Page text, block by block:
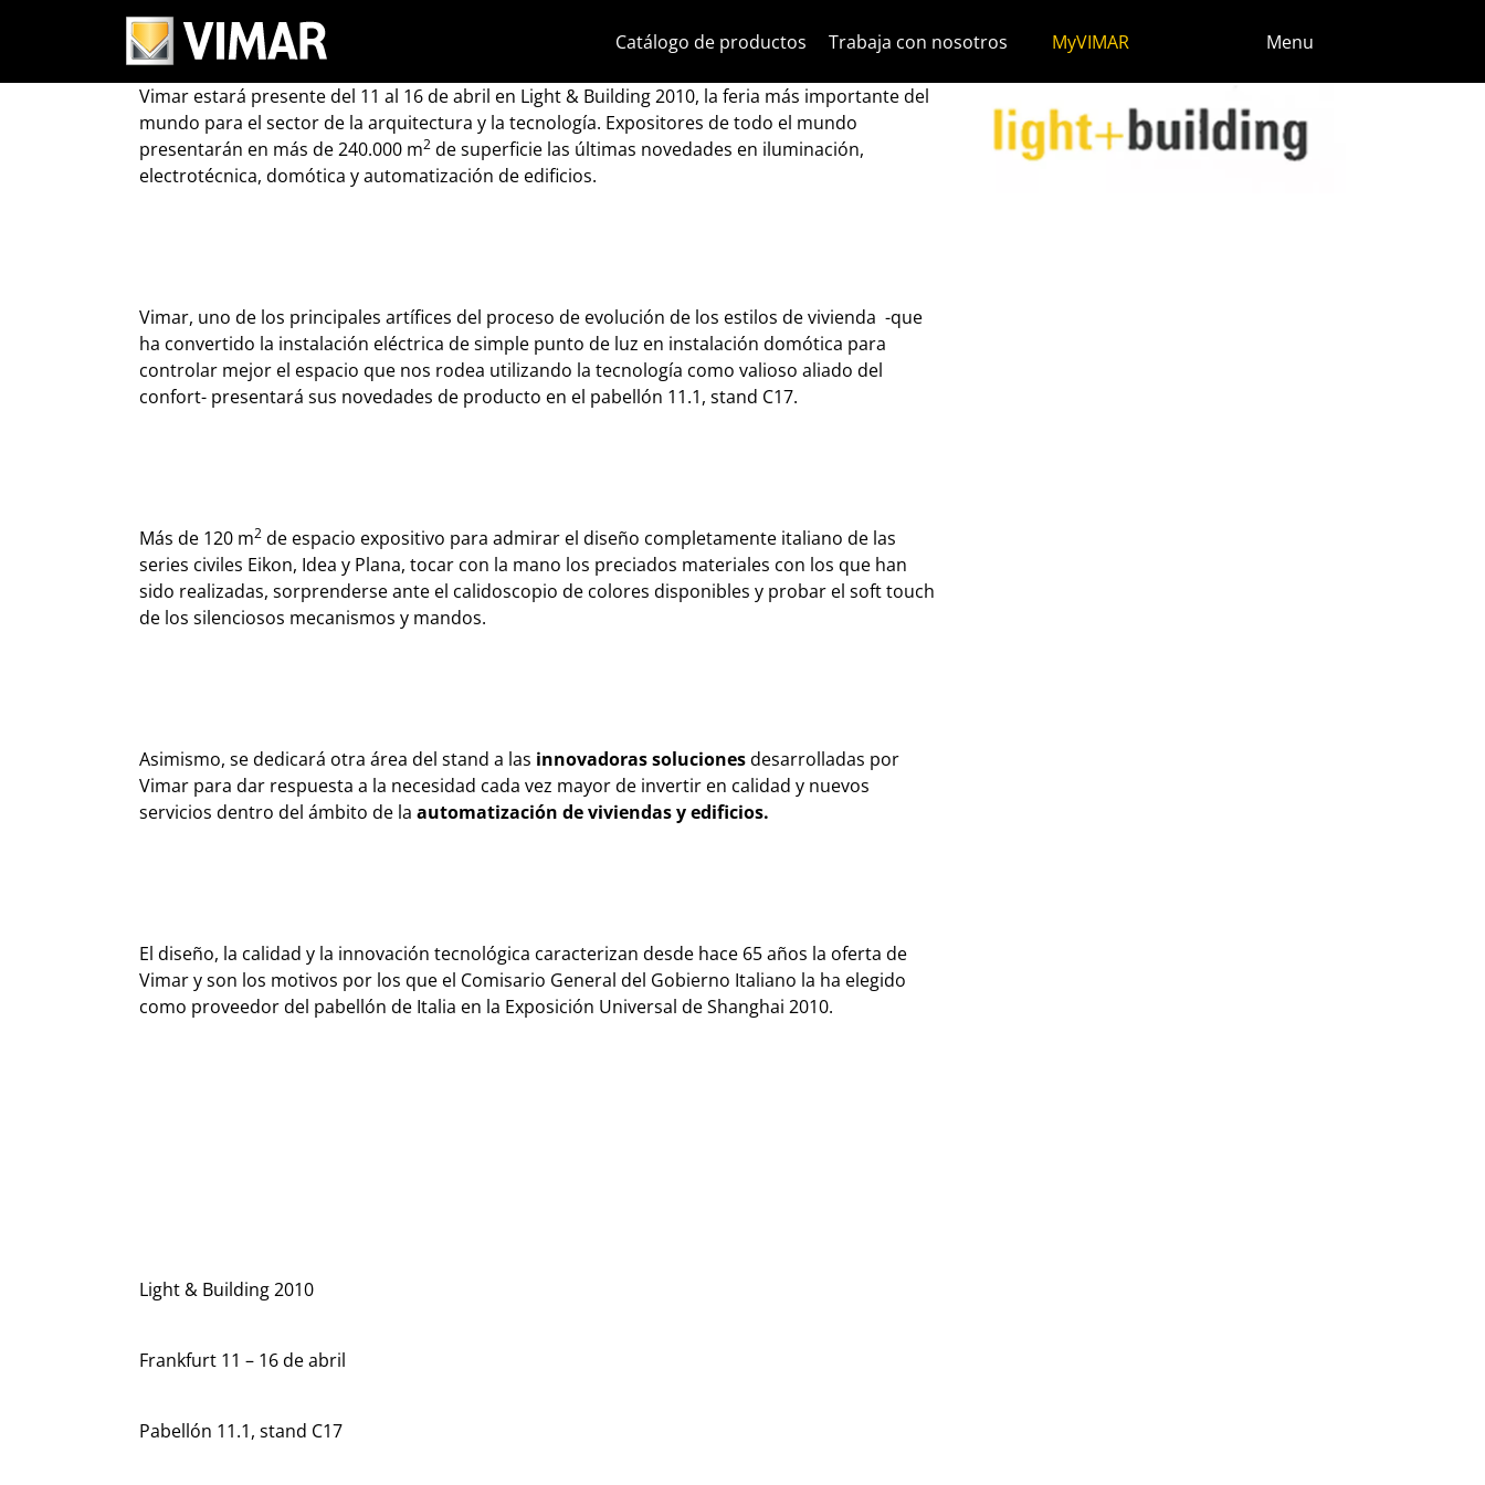
Catálogo de productos Trabaja con nosotros MyVIMAR Menu
Vimar en Light & Building 2010
Vimar estará presente del 11 al 16 de abril en Light & Building 2010, la feria más importante del
mundo para el sector de la arquitectura y la tecnología. Expositores de todo el mundo
presentarán en más de 240.000 m2 de superficie las últimas novedades en iluminación,
electrotécnica, domótica y automatización de edificios.
Vimar, uno de los principales artífices del proceso de evolución de los estilos de vivienda -que
ha convertido la instalación eléctrica de simple punto de luz en instalación domótica para
controlar mejor el espacio que nos rodea utilizando la tecnología como valioso aliado del
confort- presentará sus novedades de producto en el pabellón 11.1, stand C17.
Más de 120 m2 de espacio expositivo para admirar el diseño completamente italiano de las
series civiles Eikon, Idea y Plana, tocar con la mano los preciados materiales con los que han
sido realizadas, sorprenderse ante el calidoscopio de colores disponibles y probar el soft touch
de los silenciosos mecanismos y mandos.
Asimismo, se dedicará otra área del stand a las innovadoras solucionesdesarrolladas por
Vimar para dar respuesta a la necesidad cada vez mayor de invertir en calidad y nuevos
servicios dentro del ámbito de la automatización de viviendas y edificios.
El diseño, la calidad y la innovación tecnológica caracterizan desde hace 65 años la oferta de
Vimar y son los motivos por los que el Comisario General del Gobierno Italiano la ha elegido
como proveedor del pabellón de Italia en la Exposición Universal de Shanghai 2010.
Light & Building 2010
Frankfurt 11 – 16 de abril
Pabellón 11.1, stand C17